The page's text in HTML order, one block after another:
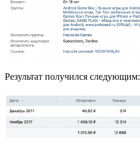
Результат получился следующим: